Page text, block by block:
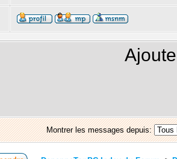
Montrer les messages depuis: